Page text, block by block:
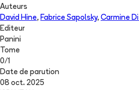
Auteurs
David Hine, Fabrice Sapolsky, Carmine
Editeur
Panini
Tome
0/1
Date de parution
08 oct. 2025